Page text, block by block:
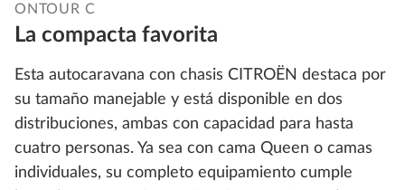
ONTOUR C
La compacta favorita
Esta autocaravana con chasis CITROËN destaca por
su tamaño manejable y está disponible en dos
distribuciones, ambas con capacidad para hasta
cuatro personas. Ya sea con cama Queen o camas
individuales, su completo equipamiento cumple